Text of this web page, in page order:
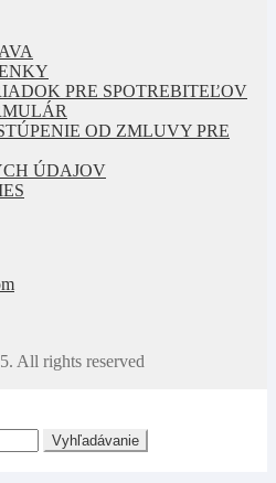
PRE SPOTREBITEĽOV
OD ZMLUVY PRE
ÚDAJOV
All rights reserved
Vyhľadávanie